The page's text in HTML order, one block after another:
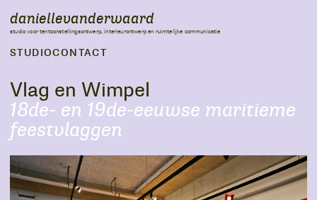
daniellevanderwaard
studio voor tentoonstellingsontwerp, interieurontwerp en ruimtelijke communicatie
STUDIOCONTACT
Vlag en Wimpel
18de- en 19de-eeuwse maritieme
feestvlaggen